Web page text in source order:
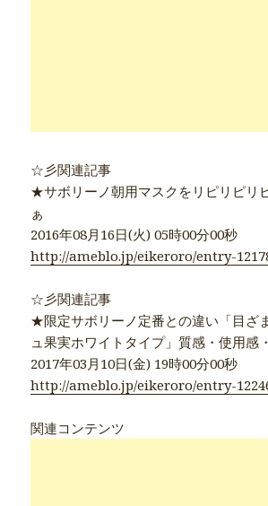
☆彡関連記事
★サボリーノ朝用マスクをリピリピリ
ぁ
2016年08月16日(火) 05時00分00秒
http://ameblo.jp/eikeroro/entry-
☆彡関連記事
★限定サボリーノ定番との違い「目ざ
ュ果実ホワイトタイプ」質感・使用感
2017年03月10日(金) 19時00分00秒
http://ameblo.jp/eikeroro/entry-
関連コンテンツ